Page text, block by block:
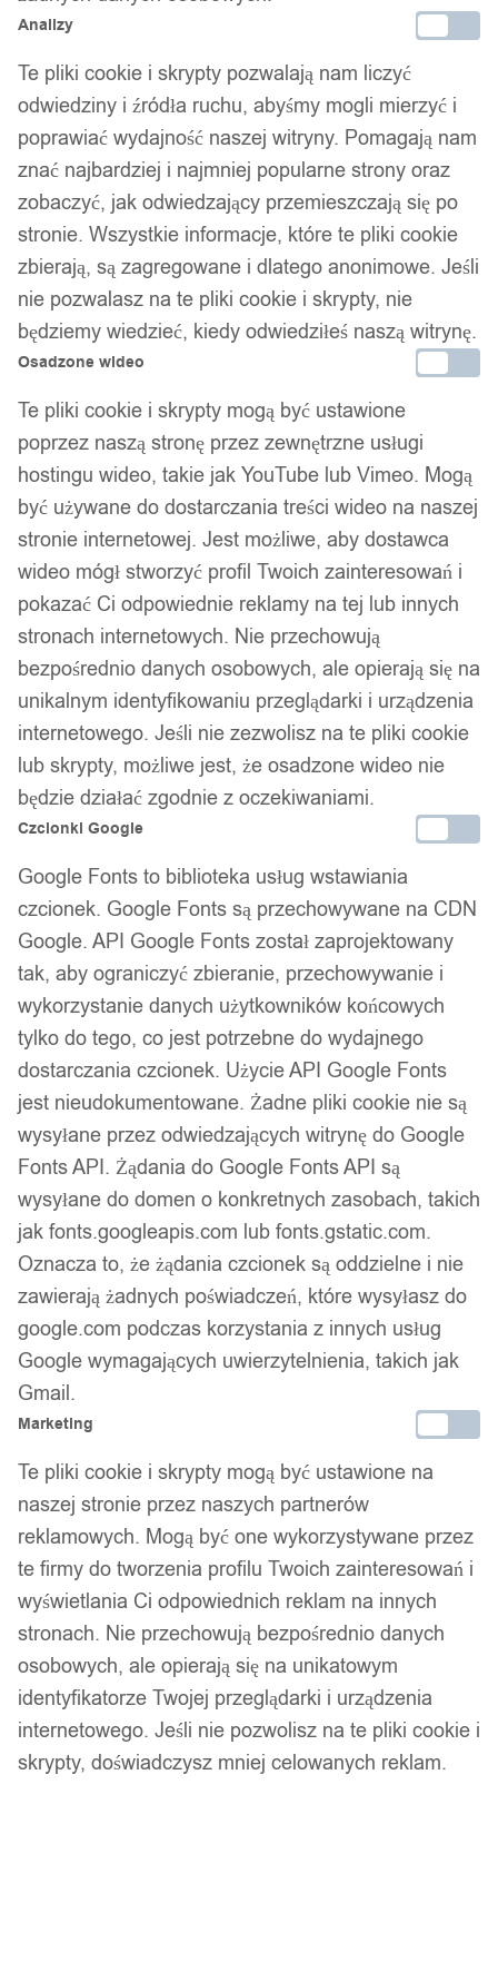
/ 10
Szorty damskie sportowe
wygodne spodenki żółte l
34,99zł
Darmowa dostawa od 90 zł
Dostawa w 24h
Zamówienia złożone do 14:00 wysyłamy tego samego dnia.
Dostawa w 24h
Zamówienia złożone do 14:00 wysyłamy tego samego dnia.
Kod produktu:S23 rozmiar L
Analizy
Te pliki cookie i skrypty pozwalają nam liczyć
odwiedziny i źródła ruchu, abyśmy mogli mierzyć i
poprawiać wydajność naszej witryny. Pomagają nam
znać najbardziej i najmniej popularne strony oraz
zobaczyć, jak odwiedzający przemieszczają się po
stronie. Wszystkie informacje, które te pliki cookie
zbierają, są zagregowane i dlatego anonimowe. Jeśli
nie pozwalasz na te pliki cookie i skrypty, nie
będziemy wiedzieć, kiedy odwiedziłeś naszą witrynę.
Osadzone wideo
Te pliki cookie i skrypty mogą być ustawione
poprzez naszą stronę przez zewnętrzne usługi
hostingu wideo, takie jak YouTube lub Vimeo. Mogą
być używane do dostarczania treści wideo na naszej
stronie internetowej. Jest możliwe, aby dostawca
wideo mógł stworzyć profil Twoich zainteresowań i
pokazać Ci odpowiednie reklamy na tej lub innych
stronach internetowych. Nie przechowują
bezpośrednio danych osobowych, ale opierają się na
unikalnym identyfikowaniu przeglądarki i urządzenia
internetowego. Jeśli nie zezwolisz na te pliki cookie
lub skrypty, możliwe jest, że osadzone wideo nie
będzie działać zgodnie z oczekiwaniami.
Czcionki Google
Google Fonts to biblioteka usług wstawiania
czcionek. Google Fonts są przechowywane na CDN
Google. API Google Fonts został zaprojektowany
tak, aby ograniczyć zbieranie, przechowywanie i
wykorzystanie danych użytkowników końcowych
tylko do tego, co jest potrzebne do wydajnego
dostarczania czcionek. Użycie API Google Fonts
jest nieudokumentowane. Żadne pliki cookie nie są
wysyłane przez odwiedzających witrynę do Google
Fonts API. Żądania do Google Fonts API są
wysyłane do domen o konkretnych zasobach, takich
jak fonts.googleapis.com lub fonts.gstatic.com.
Oznacza to, że żądania czcionek są oddzielne i nie
zawierają żadnych poświadczeń, które wysyłasz do
google.com podczas korzystania z innych usług
Google wymagających uwierzytelnienia, takich jak
Gmail.
Marketing
Te pliki cookie i skrypty mogą być ustawione na
naszej stronie przez naszych partnerów
reklamowych. Mogą być one wykorzystywane przez
te firmy do tworzenia profilu Twoich zainteresowań i
wyświetlania Ci odpowiednich reklam na innych
stronach. Nie przechowują bezpośrednio danych
osobowych, ale opierają się na unikatowym
identyfikatorze Twojej przeglądarki i urządzenia
internetowego. Jeśli nie pozwolisz na te pliki cookie i
skrypty, doświadczysz mniej celowanych reklam.